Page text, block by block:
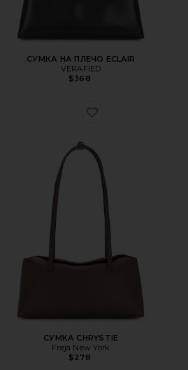
СУМКА НА ПЛЕЧО ECLAIR
VERAFIED
$368
Favorite СУМКА CHRYSTIE
СУМКА CHRYSTIE
Freja New York
$278